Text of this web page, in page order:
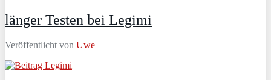
länger Testen bei Legimi
Veröffentlicht von Uwe